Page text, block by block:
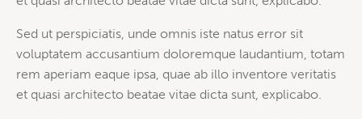
Sed ut perspiciatis, unde omnis iste natus error sit
voluptatem accusantium doloremque laudantium, totam
rem aperiam eaque ipsa, quae ab illo inventore veritatis
et quasi architecto beatae vitae dicta sunt, explicabo.